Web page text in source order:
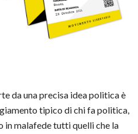
da una precisa idea politica è
tipico di chi fa politica,
in malafede tutti quelli che la